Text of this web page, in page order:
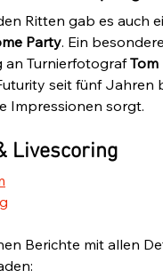
Ritten gab es auch
Party. Ein
an Turnierfotograf
seit fünf Jahren
Impressionen sorgt.
Livescoring
Berichte mit allen